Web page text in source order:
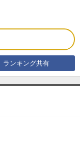
ランキング共有